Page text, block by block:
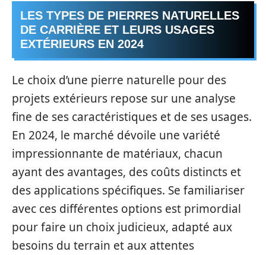
LES TYPES DE PIERRES NATURELLES
DE CARRIÈRE ET LEURS USAGES
EXTÉRIEURS EN 2024
Le choix d’une pierre naturelle pour des
projets extérieurs repose sur une analyse
fine de ses caractéristiques et de ses usages.
En 2024, le marché dévoile une variété
impressionnante de matériaux, chacun
ayant des avantages, des coûts distincts et
des applications spécifiques. Se familiariser
avec ces différentes options est primordial
pour faire un choix judicieux, adapté aux
besoins du terrain et aux attentes